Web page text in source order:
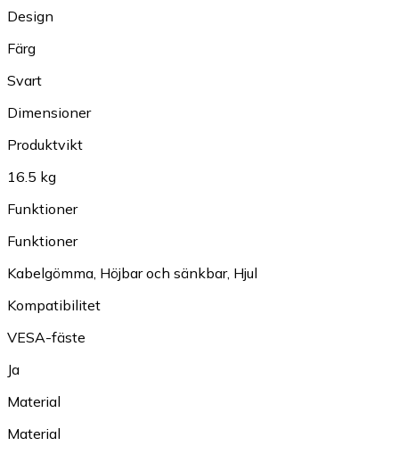
Design
Färg
Svart
Dimensioner
Produktvikt
16.5 kg
Funktioner
Funktioner
Kabelgömma, Höjbar och sänkbar, Hjul
Kompatibilitet
VESA-fäste
Ja
Material
Material